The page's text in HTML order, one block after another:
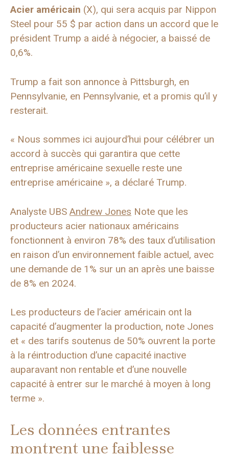
Acier américain (X), qui sera acquis par Nippon
Steel pour 55 $ par action dans un accord que le
président Trump a aidé à négocier, a baissé de
0,6%.
Trump a fait son annonce à Pittsburgh, en
Pennsylvanie, en Pennsylvanie, et a promis qu’il y
resterait.
« Nous sommes ici aujourd’hui pour célébrer un
accord à succès qui garantira que cette
entreprise américaine sexuelle reste une
entreprise américaine », a déclaré Trump.
Analyste UBS Andrew Jones Note que les
producteurs acier nationaux américains
fonctionnent à environ 78% des taux d’utilisation
en raison d’un environnement faible actuel, avec
une demande de 1% sur un an après une baisse
de 8% en 2024.
Les producteurs de l’acier américain ont la
capacité d’augmenter la production, note Jones
et « des tarifs soutenus de 50% ouvrent la porte
à la réintroduction d’une capacité inactive
auparavant non rentable et d’une nouvelle
capacité à entrer sur le marché à moyen à long
terme ».
Les données entrantes
montrent une faiblesse